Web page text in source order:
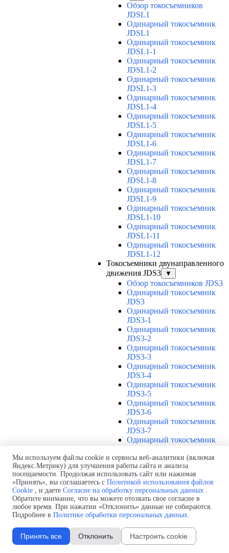
Обзор токосъемников
JDSL1
Одинарный токосъемник
JDSL1
Одинарный токосъемник
JDSL1-1
Одинарный токосъемник
JDSL1-2
Одинарный токосъемник
JDSL1-3
Одинарный токосъемник
JDSL1-4
Одинарный токосъемник
JDSL1-5
Одинарный токосъемник
JDSL1-6
Одинарный токосъемник
JDSL1-7
Одинарный токосъемник
JDSL1-8
Одинарный токосъемник
JDSL1-9
Одинарный токосъемник
JDSL1-10
Одинарный токосъемник
JDSL1-11
Одинарный токосъемник
JDSL1-12
Токосъемники двунаправленного
движения JDS3
▼
Обзор токосъемников JDS3
Одинарный токосъемник
JDS3
Одинарный токосъемник
JDS3-1
Одинарный токосъемник
JDS3-2
Одинарный токосъемник
JDS3-3
Одинарный токосъемник
JDS3-4
Одинарный токосъемник
JDS3-5
Одинарный токосъемник
JDS3-6
Одинарный токосъемник
JDS3-7
Одинарный токосъемник
Одинарный токосъемник
JDS3-9
Одинарный токосъемник
JDS3-10
Одинарный токосъемник
JDS3-11
Одинарный токосъемник
Соединения U12
Защитная оболочка для
Мы используем файлы cookie и сервисы веб-аналитики (включая
Яндекс.Метрику) для улучшения работы сайта и анализа
посещаемости. Продолжая использовать сайт или нажимая
«Принять», вы соглашаетесь с Политикой использования файлов
Cookie , и даете Согласие на обработку персональных данных .
Обратите внимание, что вы можете отозвать свое согласие в
любое время. При нажатии «Отклонить» данные не собираются.
Подробнее в Политике обработки персональных данных.
Принять все Отклонить Настроить cookie